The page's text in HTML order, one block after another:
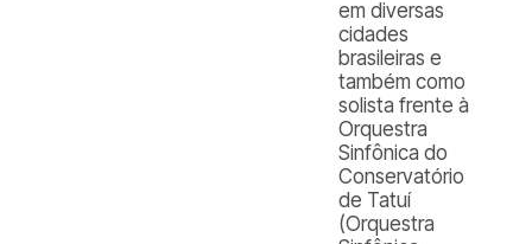
em diversas
cidades
brasileiras e
também como
solista frente à
Orquestra
Sinfônica do
Conservatório
de Tatuí
(Orquestra